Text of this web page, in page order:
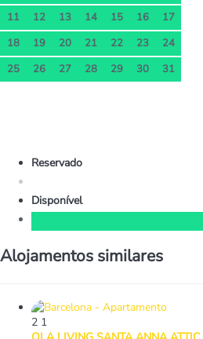
11
12 13 14 15 16
17
18
19 20 21 22 23
24
25
26 27 28 29 30 31
Reservado
Disponível
Alojamentos similares
2 1